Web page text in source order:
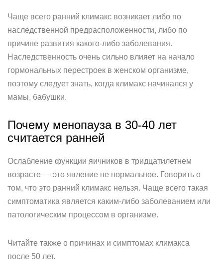
Чаще всего ранний климакс возникает либо по
наследственной предрасположенности, либо по
причине развития какого-либо заболевания.
Наследственность очень сильно влияет на начало
гормональных перестроек в женском организме,
поэтому следует знать, когда климакс начинался у
мамы, бабушки.
Почему менопауза в 30-40 лет
считается ранней
Ослабление функции яичников в тридцатилетнем
возрасте — это явление не нормальное. Говорить о
том, что это ранний климакс нельзя. Чаще всего такая
симптоматика является каким-либо заболеванием или
патологическим процессом в организме.
Читайте также о причинах и симптомах климакса
после 50 лет.